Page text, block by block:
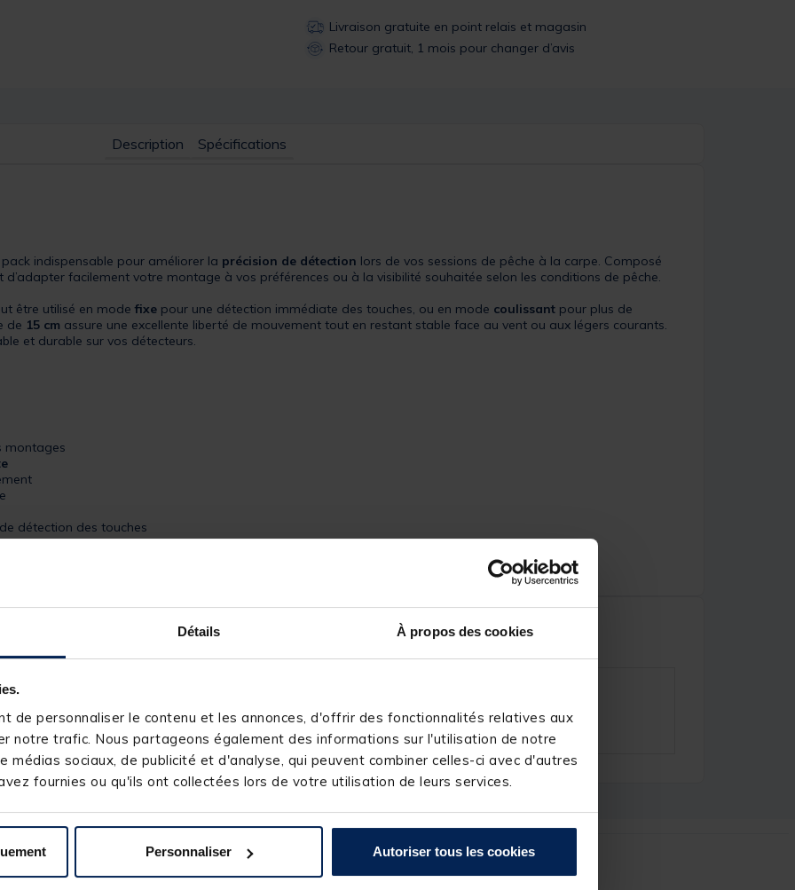
Détails À propos des cookies
de personnaliser le contenu et les annonces, d'offrir des fonctionnalités relatives aux
notre trafic. Nous partageons également des informations sur l'utilisation de notre
médias sociaux, de publicité et d'analyse, qui peuvent combiner celles-ci avec d'autres
fournies ou qu'ils ont collectées lors de votre utilisation de leurs services.
Personnaliser Autoriser tous les cookies
Livraison gratuite en point relais et magasin
Retour gratuit, 1 mois pour changer d’avis
Description Spécifications
indispensable pour améliorer la précision de détection lors de vos sessions de pêche à la carpe. Composé
d’adapter facilement votre montage à vos préférences ou à la visibilité souhaitée selon les conditions de pêche.
être utilisé en mode fixe pour une détection immédiate des touches, ou en mode coulissant pour plus de
de 15 cm assure une excellente liberté de mouvement tout en restant stable face au vent ou aux légers courants.
et durable sur vos détecteurs.
montages
de détection des touches
SERT
produits pourraient vous intéresser :